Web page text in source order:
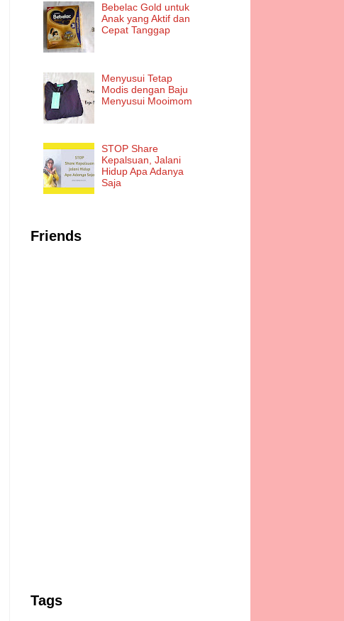
Bebelac Gold untuk
Anak yang Aktif dan
Cepat Tanggap
Menyusui Tetap
Modis dengan Baju
Menyusui Mooimom
STOP Share
Kepalsuan, Jalani
Hidup Apa Adanya
Saja
Friends
Tags